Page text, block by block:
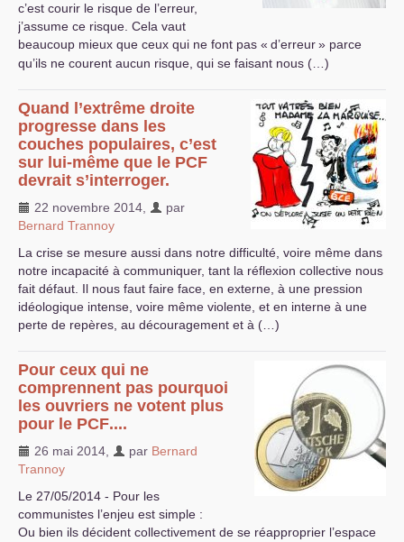
c’est courir le risque de l’erreur,
j’assume ce risque. Cela vaut
beaucoup mieux que ceux qui ne font pas « d’erreur» parce
qu’ils ne courent aucun risque, qui se faisant nous (…)
Quand l’extrême droite
progresse dans les
couches populaires, c’est
sur lui-même que le PCF
devrait s’interroger.
22 novembre 2014
par
Bernard Trannoy
La crise se mesure aussi dans notre difficulté, voire même dans
notre incapacité à communiquer, tant la réflexion collective nous
fait défaut. Il nous faut faire face, en externe, à une pression
idéologique intense, voire même violente, et en interne à une
perte de repères, au découragement et à (…)
Pour ceux qui ne
comprennent pas pourquoi
les ouvriers ne votent plus
pour le PCF....
26 mai 2014 par Bernard
Trannoy
Le 27/05/2014 - Pour les
communistes l’enjeu est simple :
Ou bien ils décident collectivement de se réapproprier l’espace